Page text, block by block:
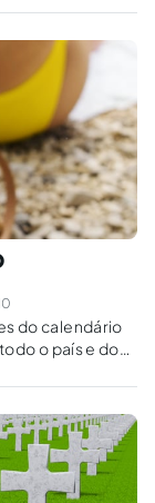
do calendário
o país e do
como